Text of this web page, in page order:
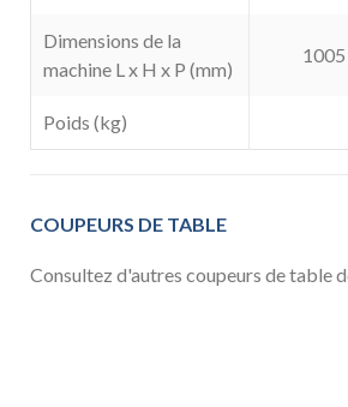
Dimensions de la
machine L x H x P (mm)
Poids (kg)
COUPEURS DE TABLE
Consultez d'autres coupeurs de table